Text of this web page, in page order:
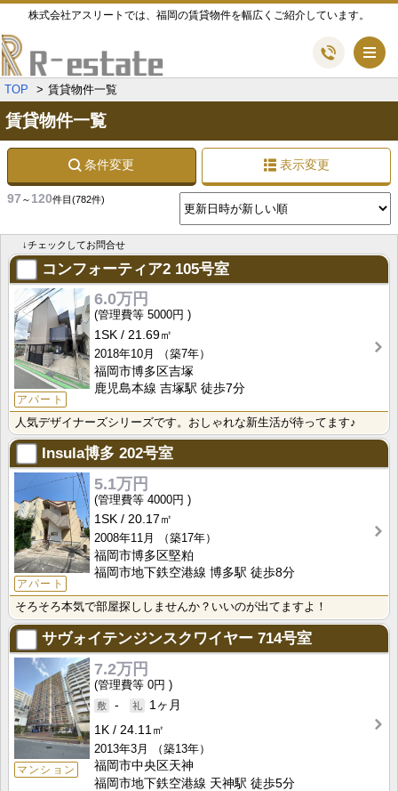
株式会社アスリートでは、福岡の賃貸物件を幅広くご紹介しています。
TOP 賃貸物件一覧
賃貸物件一覧
条件変更 表示変更
97 ～ 120件目 (782件)
↓チェックしてお問合せ
コンフォーティア2 105号室
アパート
6.0万円
5000円
1SK
21.69㎡
2018年10月
（築7年）
福岡市博多区吉塚
鹿児島本線 吉塚駅 徒歩7分
人気デザイナーズシリーズです。おしゃれな新生活が待ってます♪
Insula博多 202号室
アパート
5.1万円
4000円
1SK
20.17㎡
2008年11月
（築17年）
福岡市博多区堅粕
福岡市地下鉄空港線 博多駅 徒歩8分
そろそろ本気で部屋探ししませんか？いいのが出てますよ！
サヴォイテンジンスクワイヤー 714号室
マンション
7.2万円
0円
-
1ヶ月
1K
24.11㎡
2013年3月
（築13年）
福岡市中央区天神
福岡市地下鉄空港線 天神駅 徒歩5分